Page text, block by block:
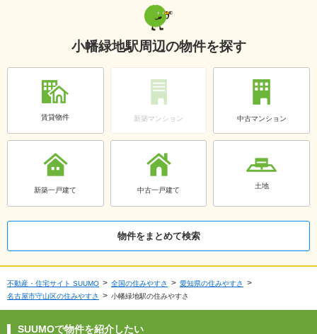
小幡緑地駅周辺の物件を探す
賃貸物件 新築マンション 中古マンション
新築一戸建て 中古一戸建て
土地
物件をまとめて検索
不動産・住宅サイト SUUMO 全国の住みやすさ
愛知県の住みやすさ
名古屋市守山区の住みやすさ
小幡緑地駅の住みやすさ
SUUMOで物件を紹介したい